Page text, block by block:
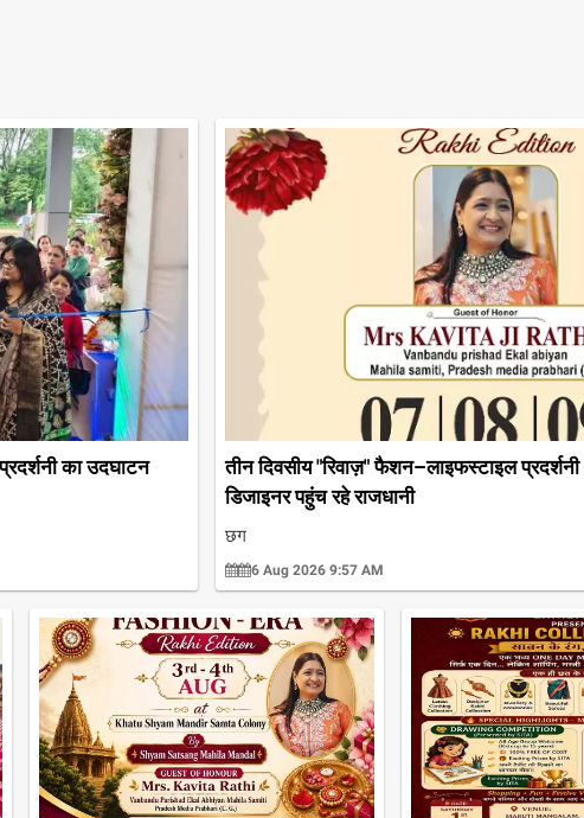
का उदघाटन
तीन दिवसीय "रिवाज़" फैशन–लाइफस्टाइल
डिजाइनर पहुंच रहे राजधानी
छग
6 Aug 2026 9:57 AM